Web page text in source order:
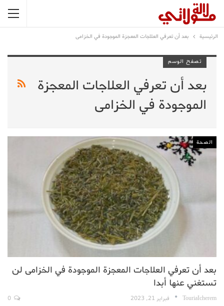
الرئيسية بعد أن تعرفي العلاجات المعجزة الموجودة في الخزامى
تصفح الوسم
بعد أن تعرفي العلاجات المعجزة
الموجودة في الخزامى
الصحة
بعد أن تعرفي العلاجات المعجزة الموجودة في الخزامى لن
تستغني عنها أبدا
TouriaIcherem فبراير 21, 2023